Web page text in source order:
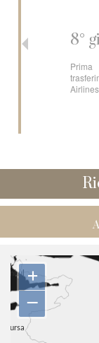
8°
Airlines.
+
–